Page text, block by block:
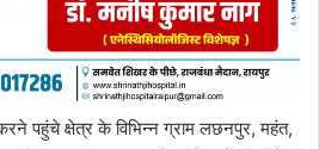
पहुंचे क्षेत्र के विभिन्न ग्राम लछनपुर, महंत,